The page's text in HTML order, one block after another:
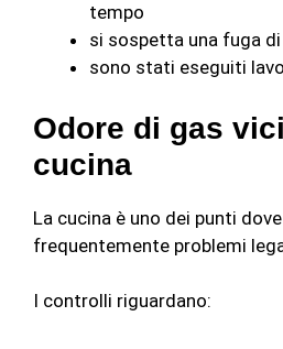
tempo
si sospetta una fuga
sono stati eseguiti
Odore di gas
cucina
La cucina è uno dei punti
frequentemente problemi
I controlli riguardano: